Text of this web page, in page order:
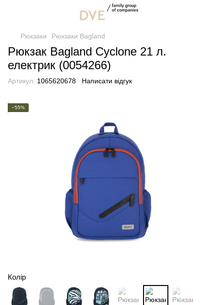
Рюкзаки Рюкзаки Bagland
Рюкзак Bagland Cyclone 21 л.
електрик (0054266)
Артикул: 1065620678 Написати відгук
−55%
Колір